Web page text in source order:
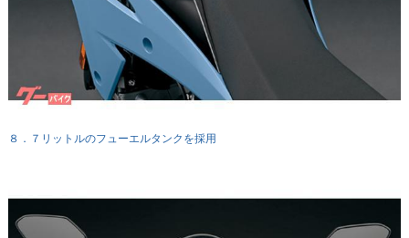
８．７リットルのフューエルタンクを採用